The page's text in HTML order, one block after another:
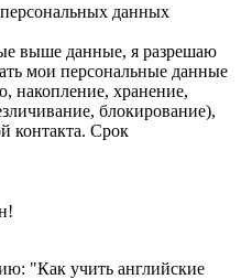
данных
выше данные, я разрешаю
мои персональные данные
накопление, хранение,
блокирование),
контакта. Срок
"Как учить английские